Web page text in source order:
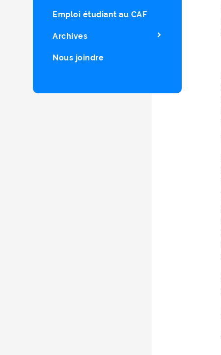
Emploi étudiant au CAF
Archives
Nous joindre